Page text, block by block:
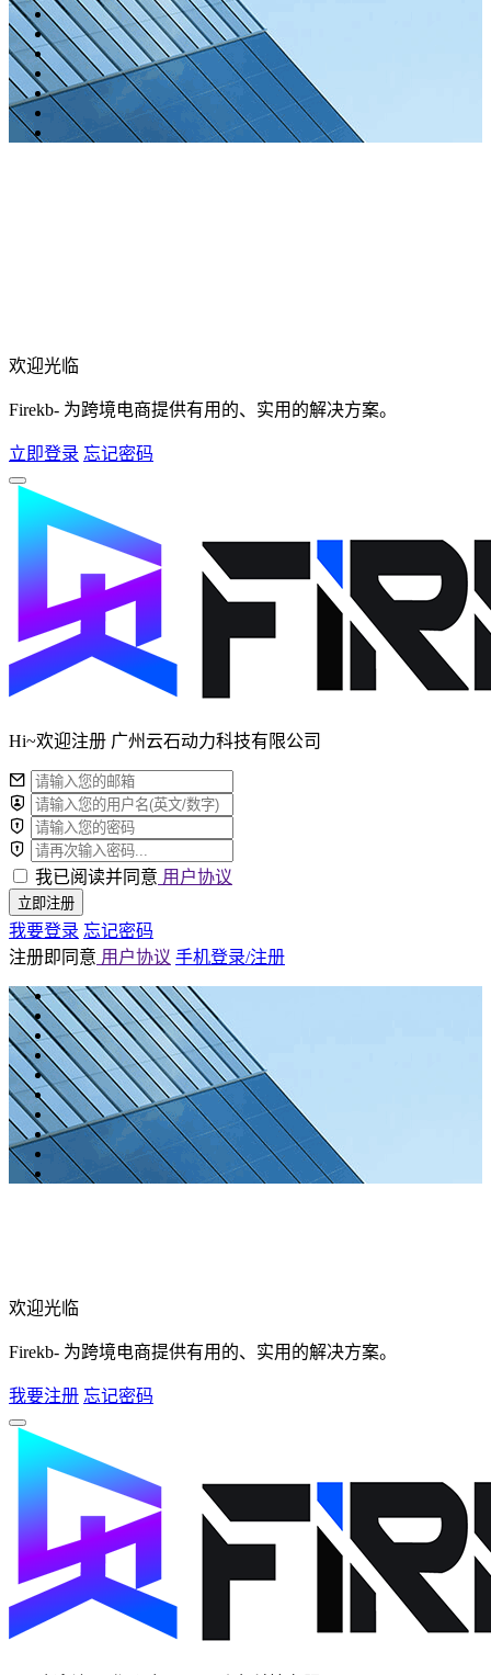
欢迎光临
Firekb- 为跨境电商提供有用的、实用的解决方案。
立即登录 忘记密码
Hi~欢迎注册 广州云石动力科技有限公司
我已阅读并同意 用户协议
立即注册
我要登录 忘记密码
注册即同意 用户协议 手机登录/注册
欢迎光临
Firekb- 为跨境电商提供有用的、实用的解决方案。
我要注册 忘记密码